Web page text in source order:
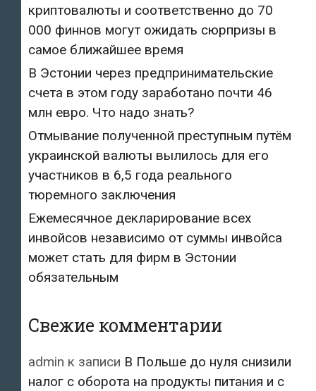
криптовалюты и соответственно до 70
000 финнов могут ожидать сюрпризы в
самое ближайшее время
В Эстонии через предпринимательские
счета в этом году заработано почти 46
млн евро. Что надо знать?
Отмывание полученной преступным путём
украинской валюты вылилось для его
участников в 6,5 года реального
тюремного заключения
Ежемесячное декларирование всех
инвойсов независимо от суммы инвойса
может стать для фирм в Эстонии
обязательным
Свежие комментарии
admin к записи В Польше до нуля снизили
налог с оборота на продукты питания и с